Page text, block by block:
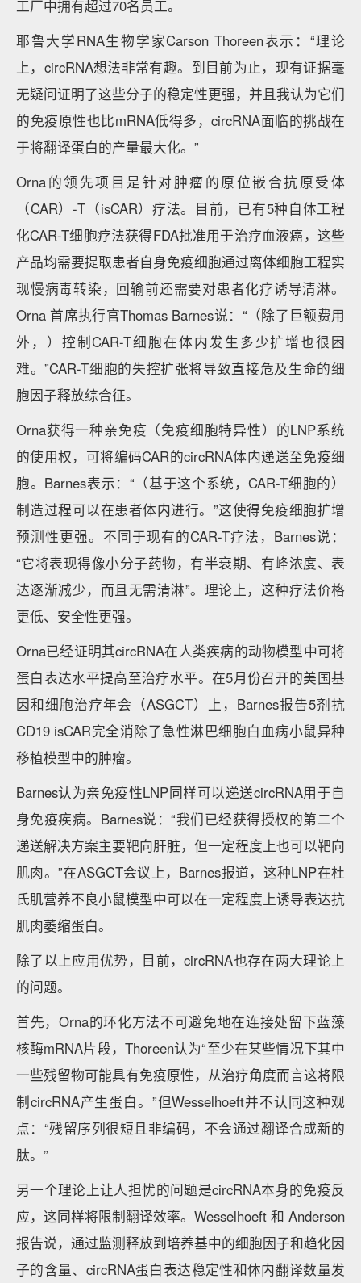
工厂中拥有超过70名员工。
耶鲁大学RNA生物学家Carson Thoreen表示：“理论
上，circRNA想法非常有趣。到目前为止，现有证据毫
无疑问证明了这些分子的稳定性更强，并且我认为它们
的免疫原性也比mRNA低得多，circRNA面临的挑战在
于将翻译蛋白的产量最大化。”
Orna的领先项目是针对肿瘤的原位嵌合抗原受体
（CAR）-T（isCAR）疗法。目前，已有5种自体工程
化CAR-T细胞疗法获得FDA批准用于治疗血液癌，这些
产品均需要提取患者自身免疫细胞通过离体细胞工程实
现慢病毒转染，回输前还需要对患者化疗诱导清淋。
Orna 首席执行官Thomas Barnes说：“（除了巨额费用
外，）控制CAR-T细胞在体内发生多少扩增也很困
难。”CAR-T细胞的失控扩张将导致直接危及生命的细
胞因子释放综合征。
Orna获得一种亲免疫（免疫细胞特异性）的LNP系统
的使用权，可将编码CAR的circRNA体内递送至免疫细
胞。Barnes表示：“（基于这个系统，CAR-T细胞的）
制造过程可以在患者体内进行。”这使得免疫细胞扩增
预测性更强。不同于现有的CAR-T疗法，Barnes说：
“它将表现得像小分子药物，有半衰期、有峰浓度、表
达逐渐减少，而且无需清淋”。理论上，这种疗法价格
更低、安全性更强。
Orna已经证明其circRNA在人类疾病的动物模型中可将
蛋白表达水平提高至治疗水平。在5月份召开的美国基
因和细胞治疗年会（ASGCT）上，Barnes报告5剂抗
CD19 isCAR完全消除了急性淋巴细胞白血病小鼠异种
移植模型中的肿瘤。
Barnes认为亲免疫性LNP同样可以递送circRNA用于自
身免疫疾病。Barnes说：“我们已经获得授权的第二个
递送解决方案主要靶向肝脏，但一定程度上也可以靶向
肌肉。”在ASGCT会议上，Barnes报道，这种LNP在杜
氏肌营养不良小鼠模型中可以在一定程度上诱导表达抗
肌肉萎缩蛋白。
除了以上应用优势，目前，circRNA也存在两大理论上
的问题。
首先，Orna的环化方法不可避免地在连接处留下蓝藻
核酶mRNA片段，Thoreen认为“至少在某些情况下其中
一些残留物可能具有免疫原性，从治疗角度而言这将限
制circRNA产生蛋白。”但Wesselhoeft并不认同这种观
点：“残留序列很短且非编码，不会通过翻译合成新的
肽。”
另一个理论上让人担忧的问题是circRNA本身的免疫反
应，这同样将限制翻译效率。Wesselhoeft 和 Anderson
报告说，通过监测释放到培养基中的细胞因子和趋化因
子的含量、circRNA蛋白表达稳定性和体内翻译数量发